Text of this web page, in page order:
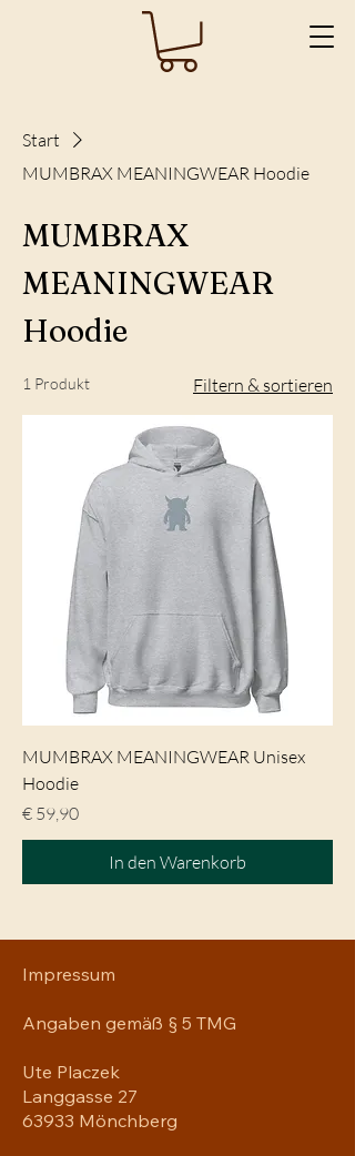
Start
MUMBRAX MEANINGWEAR Hoodie
MUMBRAX
MEANINGWEAR
Hoodie
1 Produkt Filtern & sortieren
MUMBRAX MEANINGWEAR Unisex
Hoodie
Preis
€ 59,90
In den Warenkorb
Impressum
Angaben gemäß § 5 TMG
Ute Placzek
Langgasse 27
63933 Mönchberg